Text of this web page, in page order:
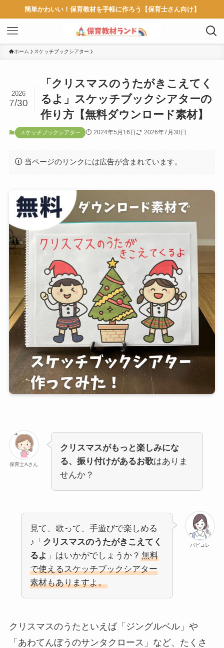
簡単かわいい！保育教材を手軽に作ろう【保育士さん向け】
ホーム スケッチブックシアター
「クリスマスのうたがきこえてく
るよ」スケッチブックシアターの
作り方【無料ダウンロード素材】
2026
7/30
スケッチブックシアター 2024年5月16日 2026年7月30日
当ページのリンクには広告が含まれています。
保育士Aさん
クリスマスがもっと楽しみにな
る、振り付けがあるお歌はありま
せんか？
パピコレ
見て、歌って、手遊びで楽しめる
♪「 クリスマスのうたがきこえてく
るよ 」はいかがでしょうか？ 無料
で使えるスケッチブックシアター
素材もありますよ。
クリスマスのうたといえば「ジングルベル」や
「あわてんぼうのサンタクロース」など、たくさ